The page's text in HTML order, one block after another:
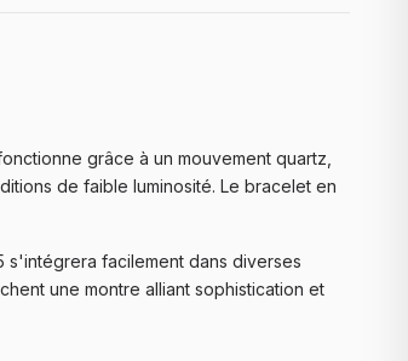
grâce à un mouvement quartz,
de faible luminosité. Le bracelet en
s'intégrera facilement dans diverses
une montre alliant sophistication et